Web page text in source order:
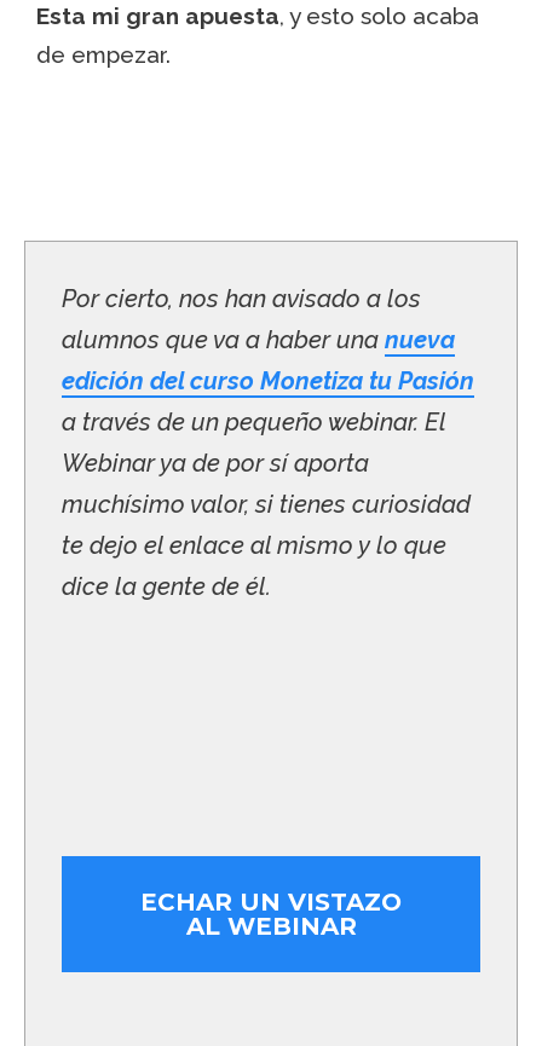
Esta mi gran apuesta, y esto solo acaba
de empezar.
Por cierto, nos han avisado a los
alumnos que va a haber una nueva
edición del curso Monetiza tu Pasión
a través de un pequeño webinar. El
Webinar ya de por sí aporta
muchísimo valor, si tienes curiosidad
te dejo el enlace al mismo y lo que
dice la gente de él.
ECHAR UN VISTAZO
AL WEBINAR